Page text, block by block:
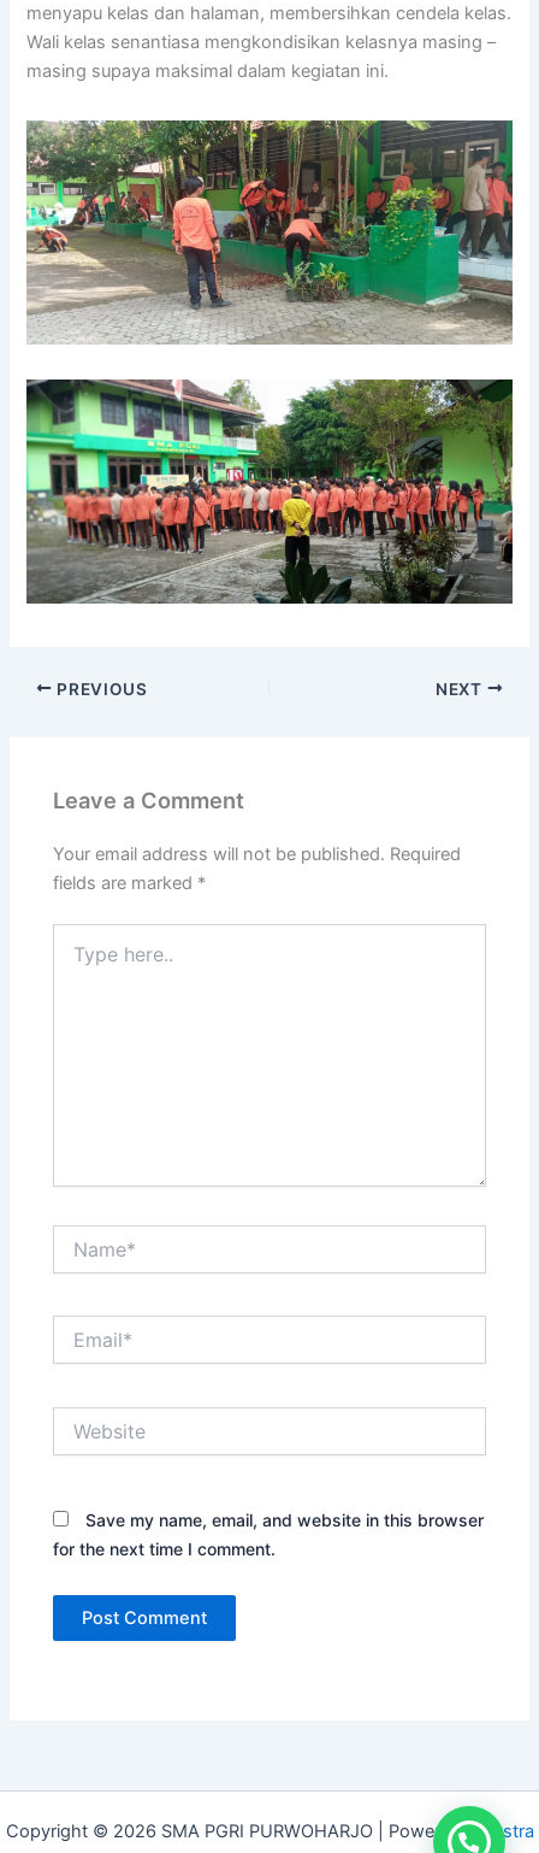
menyapu kelas dan halaman, membersihkan cendela kelas.
Wali kelas senantiasa mengkondisikan kelasnya masing –
masing supaya maksimal dalam kegiatan ini.
PREVIOUS NEXT
Leave a Comment
Your email address will not be published. Required
fields are marked *
here..
Save my name, email, and website in this browser
for the next time I comment.
Copyright © 2026 SMA PGRI PURWOHARJO | Powered byAstra